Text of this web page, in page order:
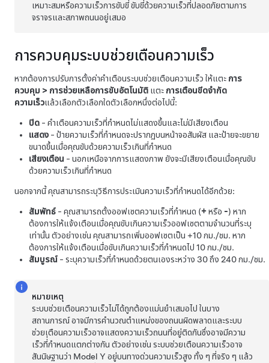
เหมาะสมหรือความเร็วการขับขี่ ขับขี่ด้วยความเร็วที่ปลอดภัยตามการ
จราจรและสภาพถนนอยู่เสมอ
การควบคุมระบบช่วยเตือนความเร็ว
หากต้องการปรับการตั้งค่าคำเตือนระบบช่วยเตือนความเร็ว ให้แตะ การ
ควบคุม > การช่วยเหลือการขับอัตโนมัติ แตะ การเตือนขีดจำกัด
ความเร็วแล้วเลือกตัวเลือกใดตัวเลือกหนึ่งต่อไปนี้:
ปิด - คำเตือนความเร็วที่กำหนดไม่แสดงขึ้นและไม่มีเสียงเตือน
แสดง - ป้ายความเร็วที่กำหนดจะปรากฏบนหน้าจอสัมผัส และป้ายจะขยาย
ขนาดขึ้นเมื่อคุณขับด้วยความเร็วเกินที่กำหนด
เสียงเตือน - นอกเหนือจากการแสดงภาพ ยังจะมีเสียงเตือนเมื่อคุณขับ
ด้วยความเร็วเกินที่กำหนด
นอกจากนี้ คุณสามารถระบุวิธีการประเมินความเร็วที่กำหนดได้อีกด้วย:
สัมพัทธ์ - คุณสามารถตั้งออฟเซตความเร็วที่กำหนด (+หรือ -) หาก
ต้องการให้แจ้งเตือนเมื่อคุณขับเกินความเร็วออฟเซตตามจำนวนที่ระบุ
เท่านั้น ตัวอย่างเช่น คุณสามารถเพิ่มออฟเซตเป็น +10 กม./ชม. หาก
ต้องการให้แจ้งเตือนเมื่อขับเกินความเร็วที่กำหนดไป 10 กม./ชม.
สัมบูรณ์ - ระบุความเร็วที่กำหนดด้วยตนเองระหว่าง 30 ถึง 240 กม./ชม.
หมายเหตุ
ระบบช่วยเตือนความเร็วไม่ได้ถูกต้องแม่นยำเสมอไป ในบาง
สถานการณ์ อาจมีการคำนวณตำแหน่งของถนนผิดพลาดและระบบ
ช่วยเตือนความเร็วอาจแสดงความเร็วถนนที่อยู่ติดกันซึ่งอาจมีความ
เร็วที่่กำหนดแตกต่างกัน ตัวอย่างเช่น ระบบช่วยเตือนความเร็วอาจ
สันนิษฐานว่า Model Y อยู่บนทางด่วนความเร็วสูง ทั้ง ๆ ที่จริง ๆ แล้ว